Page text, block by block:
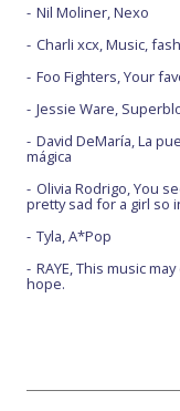
Nil Moliner, Nexo
Charli xcx, Music,
Foo Fighters, Your
Jessie Ware,
David DeMaría, La
mágica
Olivia Rodrigo, You
pretty sad for a girl so
Tyla, A*Pop
RAYE, This music
hope.